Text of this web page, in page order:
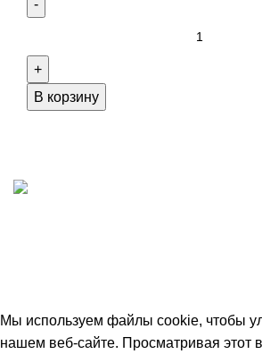
Финализация
Odalin
В корзину
Мы используем файлы cookie, чтобы
нашем веб-сайте. Просматривая этот